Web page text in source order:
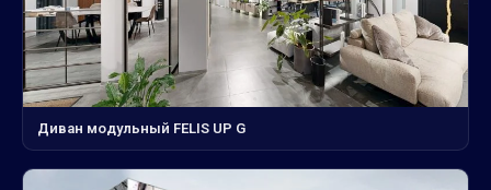
Диван модульный FELIS UP G